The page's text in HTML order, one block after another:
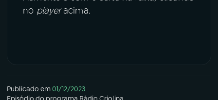
no playeracima.
Publicado em01/12/2023